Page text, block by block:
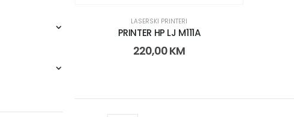
LASERSKI PRINTERI
PRINTER HP LJ M111A
220,00KM